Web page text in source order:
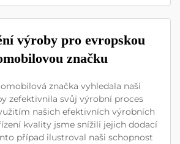
výroby pro evropskou
značku
značka vyhledala naši
zefektivnila svůj výrobní proces
našich efektivních výrobních
kvality jsme snížili jejich dodací
případ ilustroval naši schopnost